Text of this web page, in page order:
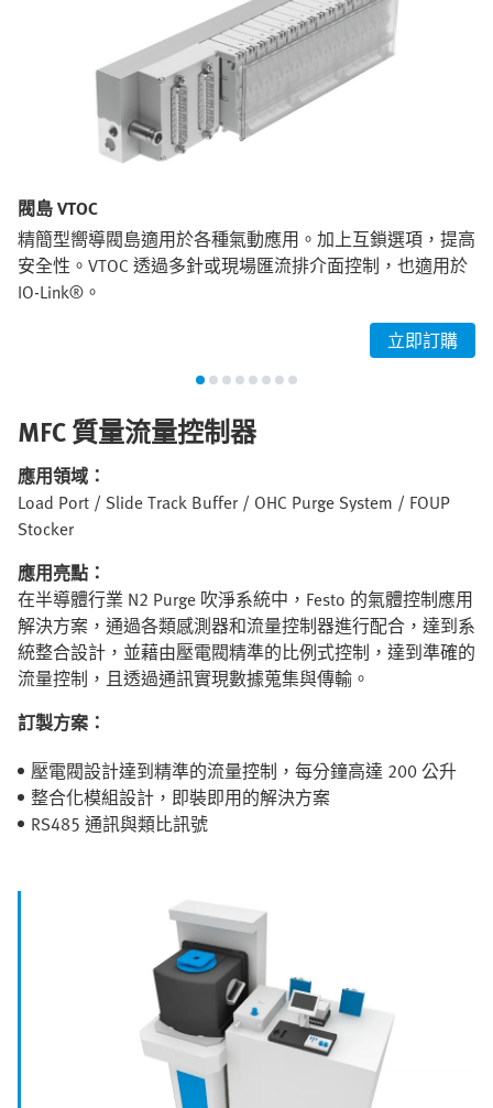
閥島 VTOC
精簡型嚮導閥島適用於各種氣動應用。加上互鎖選項，提高
安全性。VTOC 透過多針或現場匯流排介面控制，也適用於
IO-Link®。
立即訂購
MFC 質量流量控制器
應用領域：
Load Port / Slide Track Buffer / OHC Purge System / FOUP
Stocker
應用亮點：
在半導體行業 N2 Purge 吹淨系統中，Festo 的氣體控制應用
解決方案，通過各類感測器和流量控制器進行配合，達到系
統整合設計，並藉由壓電閥精準的比例式控制，達到準確的
流量控制，且透過通訊實現數據蒐集與傳輸。
訂製方案：
壓電閥設計達到精準的流量控制，每分鐘高達 200 公升
整合化模組設計，即裝即用的解決方案
RS485 通訊與類比訊號